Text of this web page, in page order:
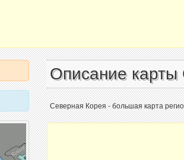
Описание
Северная Корея - большая карта